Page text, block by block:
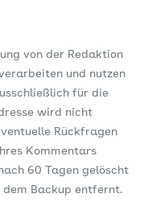
von der Redaktion
und nutzen
für die
wird nicht
Rückfragen
Kommentars
60 Tagen gelöscht
dem Backup entfernt.